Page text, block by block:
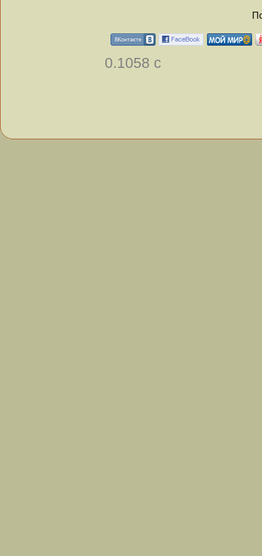
0.1058 с